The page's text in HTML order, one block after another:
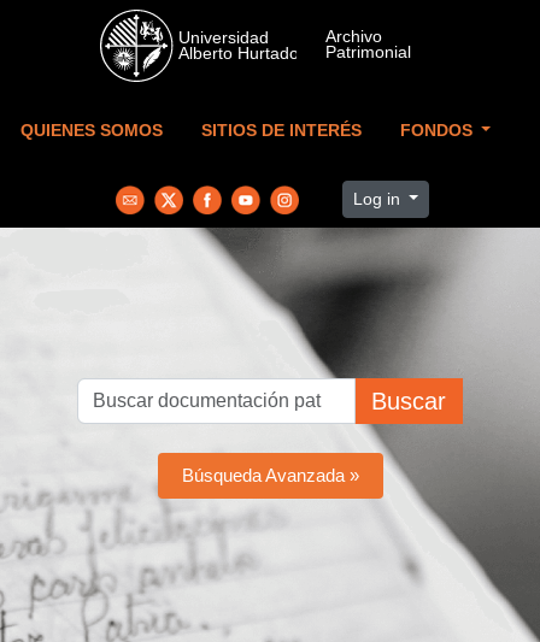
Skip to main content
QUIENES SOMOS SITIOS DE INTERÉS FONDOS
Log in
Buscar
Búsqueda Avanzada »